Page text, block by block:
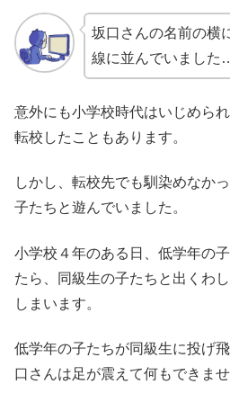
坂口さんの名前の横
線に並んでいました
意外にも小学校時代はいじめら
転校したこともあります。
しかし、転校先でも馴染めなか
子たちと遊んでいました。
小学校４年のある日、低学年の
たら、同級生の子たちと出くわ
しまいます。
低学年の子たちが同級生に投げ
口さんは足が震えて何もできませ